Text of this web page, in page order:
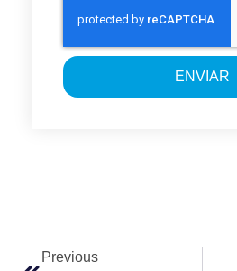
ENVIAR
Previous